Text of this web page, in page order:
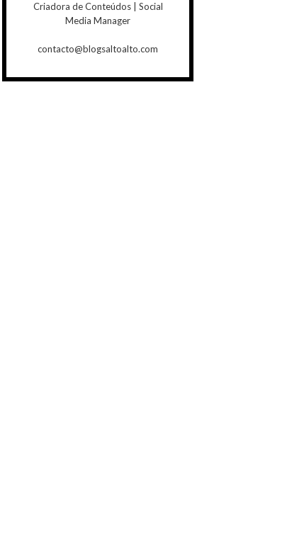
Criadora de Conteúdos | Social
Media Manager
contacto@blogsaltoalto.com